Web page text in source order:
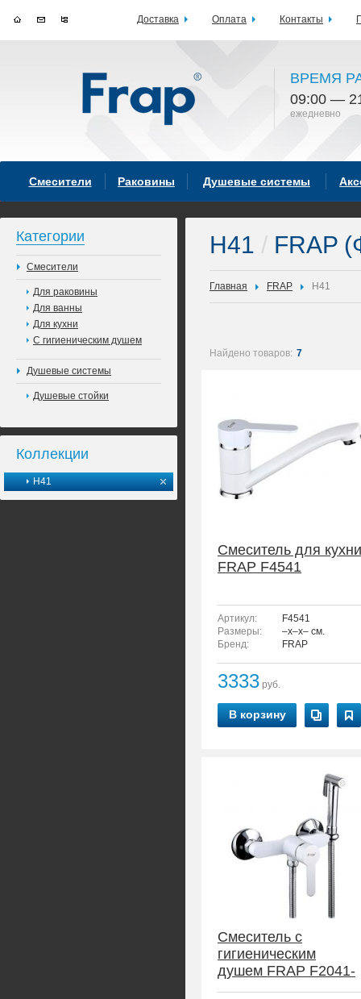
ВРЕМЯ
09:00 —
ежедневно
Смесители Раковины Душевые системы
Категории
Смесители
Для раковины
Для ванны
Для кухни
С гигиеническим душем
Душевые системы
Душевые стойки
Коллекции
H41
H41 / FRAP
Главная FRAP H41
Найдено товаров: 7
Смеситель для кухни
FRAP F4541
Артикул:
F4541
Размеры:
–x–x– см.
Бренд:
FRAP
3333 руб.
В корзину
Смеситель с
гигиеническим
душем FRAP F2041-
8
Доставка Оплата Контакты